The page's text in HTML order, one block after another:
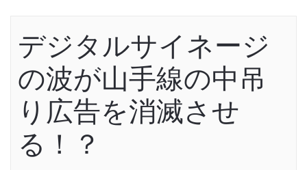
デジタルサイネージ
の波が山手線の中吊
り広告を消滅させ
る！？